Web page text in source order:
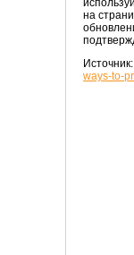
на
ways-to-